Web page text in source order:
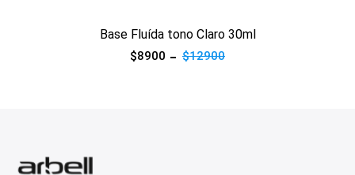
Base Fluída tono Claro 30ml
$8900 $12900